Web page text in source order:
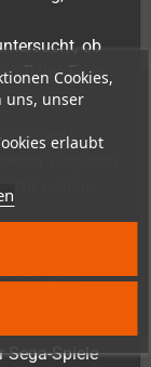
Cookies,
uns, unser
erlaubt
ob
Retro-Fans
Vergleich
für welche
Spieler, die
Das
Sega-Spiele